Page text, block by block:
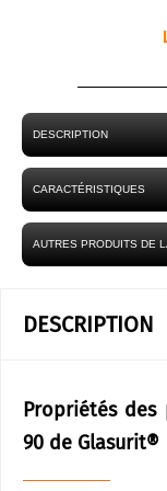
DESCRIPTION
CARACTÉRISTIQUES
AUTRES PRODUITS DE
DESCRIPTION
Propriétés
90 de Glasurit®